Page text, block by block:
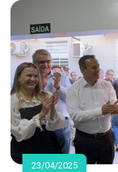
23/04/2025